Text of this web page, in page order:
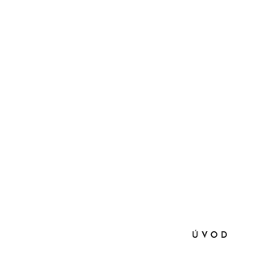
ÚVOD